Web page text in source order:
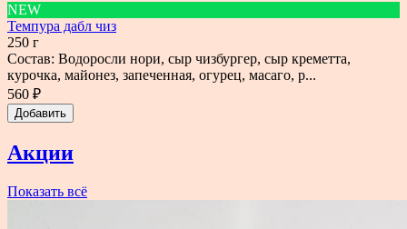
NEW
Темпура дабл чиз
250 г
Состав: Водоросли нори, сыр чизбургер, сыр креметта,
курочка, майонез, запеченная, огурец, масаго, р...
560 ₽
Добавить
Акции
Показать всё